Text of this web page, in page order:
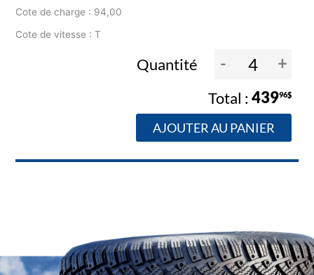
Cote de charge : 94,00
Cote de vitesse : T
Quantité - +
43996$
AJOUTER AU PANIER